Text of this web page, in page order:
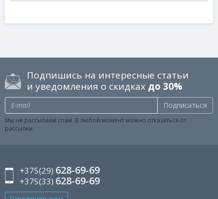
Подпишись на интересные статьи
и уведомления о скидках до 30%
Подписаться
Мы не рассылаем спам. В любой момент можно отказаться от
рассылки
+375(29) 628-69-69
+375(33) 628-69-69